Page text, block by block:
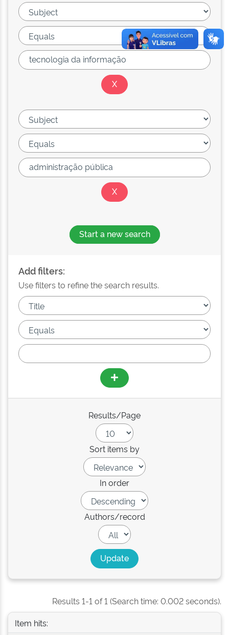
Start a new search
Add filters:
Use filters to refine the search results.
Results/Page
Sort items by
In order
Authors/record
Results 1-1 of 1 (Search time: 0.002 seconds).
Item hits: